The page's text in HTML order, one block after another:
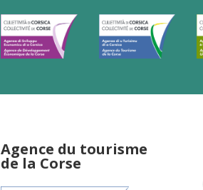
Agence du tourisme
de la Corse